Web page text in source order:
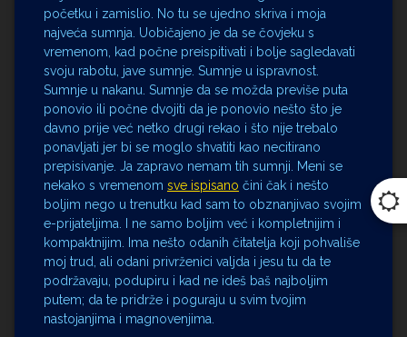
početku i zamislio. No tu se ujedno skriva i moja
najveća sumnja. Uobičajeno je da se čovjeku s
vremenom, kad počne preispitivati i bolje sagledavati
svoju rabotu, jave sumnje. Sumnje u ispravnost.
Sumnje u nakanu. Sumnje da se možda previše puta
ponovio ili počne dvojiti da je ponovio nešto što je
davno prije već netko drugi rekao i što nije trebalo
ponavljati jer bi se moglo shvatiti kao necitirano
prepisivanje. Ja zapravo nemam tih sumnji. Meni se
nekako s vremenom sve ispisano čini čak i nešto
boljim nego u trenutku kad sam to obznanjivao svojim
e-prijateljima. I ne samo boljim već i kompletnijim i
kompaktnijim. Ima nešto odanih čitatelja koji pohvališe
moj trud, ali odani privrženici valjda i jesu tu da te
podržavaju, podupiru i kad ne ideš baš najboljim
putem; da te pridrže i poguraju u svim tvojim
nastojanjima i magnovenjima.